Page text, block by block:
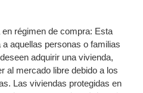
régimen de compra: Esta
aquellas personas o familias
adquirir una vivienda,
al mercado libre debido a los
Las viviendas protegidas en